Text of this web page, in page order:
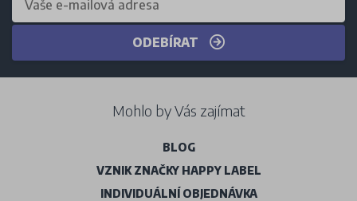
ODEBÍRAT
Mohlo by Vás zajímat
BLOG
VZNIK ZNAČKY HAPPY LABEL
INDIVIDUÁLNÍ OBJEDNÁVKA